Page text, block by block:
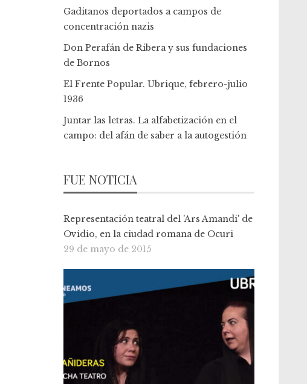
Gaditanos deportados a campos de
concentración nazis
Don Perafán de Ribera y sus fundaciones
de Bornos
El Frente Popular. Ubrique, febrero-julio
1936
Juntar las letras. La alfabetización en el
campo: del afán de saber a la autogestión
FUE NOTICIA
Representación teatral del 'Ars Amandi' de
Ovidio, en la ciudad romana de Ocuri
29 de mayo de 2015